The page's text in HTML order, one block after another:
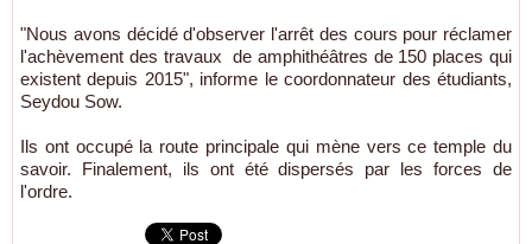
"Nous avons décidé d'observer l'arrêt des cours pour réclamer
l'achèvement des travaux de amphithéâtres de 150 places qui
existent depuis 2015", informe le coordonnateur des étudiants,
Seydou Sow.
Ils ont occupé la route principale qui mène vers ce temple du
savoir. Finalement, ils ont été dispersés par les forces de
l'ordre.